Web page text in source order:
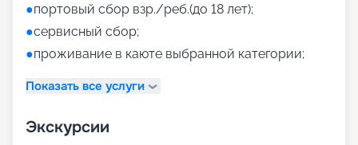
●портовый сбор взр./реб.(до 18 лет);
●сервисный сбор;
●проживание в каюте выбранной категории;
Показать все услуги
Экскурсии